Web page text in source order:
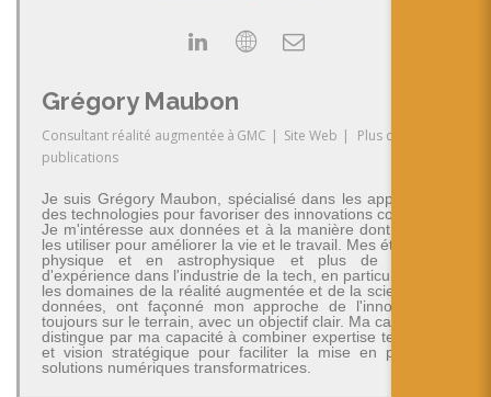
Grégory Maubon
Consultant réalité augmentée à GMC | Site Web |
Plus de
publications
Je suis Grégory Maubon, spécialisé dans les applications
des technologies pour favoriser des innovations concrètes.
Je m'intéresse aux données et à la manière dont on peut
les utiliser pour améliorer la vie et le travail. Mes études en
physique et en astrophysique et plus de 30 ans
d'expérience dans l'industrie de la tech, en particulier dans
les domaines de la réalité augmentée et de la science des
données, ont façonné mon approche de l'innovation -
toujours sur le terrain, avec un objectif clair. Ma carrière se
distingue par ma capacité à combiner expertise technique
et vision stratégique pour faciliter la mise en place de
solutions numériques transformatrices.